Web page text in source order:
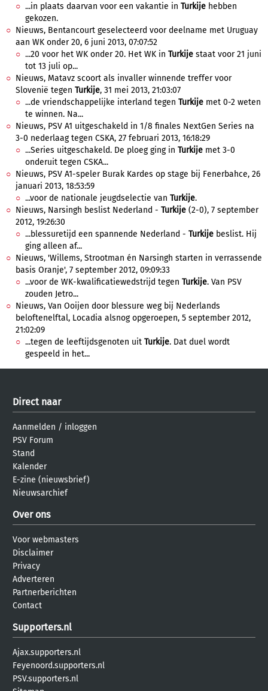
...in plaats daarvan voor een vakantie in Turkije hebben
gekozen.
Nieuws, Bentancourt geselecteerd voor deelname met Uruguay
aan WK onder 20, 6 juni 2013, 07:07:52
...20 voor het WK onder 20. Het WK in Turkije staat voor 21 juni
tot 13 juli op...
Nieuws, Matavz scoort als invaller winnende treffer voor
Slovenië tegen Turkije, 31 mei 2013, 21:03:07
...de vriendschappelijke interland tegen Turkije met 0-2 weten
te winnen. Na...
Nieuws, PSV A1 uitgeschakeld in 1/8 finales NextGen Series na
3-0 nederlaag tegen CSKA, 27 februari 2013, 16:18:29
...Series uitgeschakeld. De ploeg ging in Turkije met 3-0
onderuit tegen CSKA...
Nieuws, PSV A1-speler Burak Kardes op stage bij Fenerbahce, 26
januari 2013, 18:53:59
...voor de nationale jeugdselectie van Turkije.
Nieuws, Narsingh beslist Nederland - Turkije (2-0), 7 september
2012, 19:26:30
...blessuretijd een spannende Nederland - Turkije beslist. Hij
ging alleen af...
Nieuws, 'Willems, Strootman én Narsingh starten in verrassende
basis Oranje', 7 september 2012, 09:09:33
...voor de WK-kwalificatiewedstrijd tegen Turkije. Van PSV
zouden Jetro...
Nieuws, Van Ooijen door blessure weg bij Nederlands
beloftenelftal, Locadia alsnog opgeroepen, 5 september 2012,
21:02:09
...tegen de leeftijdsgenoten uit Turkije. Dat duel wordt
gespeeld in het...
Direct naar
Aanmelden / inloggen
PSV Forum
Stand
Kalender
E-zine (nieuwsbrief)
Nieuwsarchief
Over ons
Voor webmasters
Disclaimer
Privacy
Adverteren
Partnerberichten
Contact
Supporters.nl
Ajax.supporters.nl
Feyenoord.supporters.nl
PSV.supporters.nl